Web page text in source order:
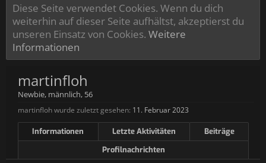
Diese Seite verwendet Cookies. Wenn du dich
weiterhin auf dieser Seite aufhältst, akzeptierst du
unseren Einsatz von Cookies. Weitere
Informationen
martinfloh
Newbie, männlich, 56
martinfloh wurde zuletzt gesehen: 11. Februar 2023
Informationen Letzte Aktivitäten
Beiträge
Profilnachrichten